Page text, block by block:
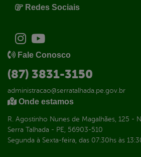
Redes Sociais
Fale Conosco
(87) 3831-3150
administracao@serratalhada.pe.gov.br
Onde estamos
R. Agostinho Nunes de Magalhães, 125 -
Serra Talhada - PE, 56903-510
Segunda à Sexta-feira, das 07:30hs às